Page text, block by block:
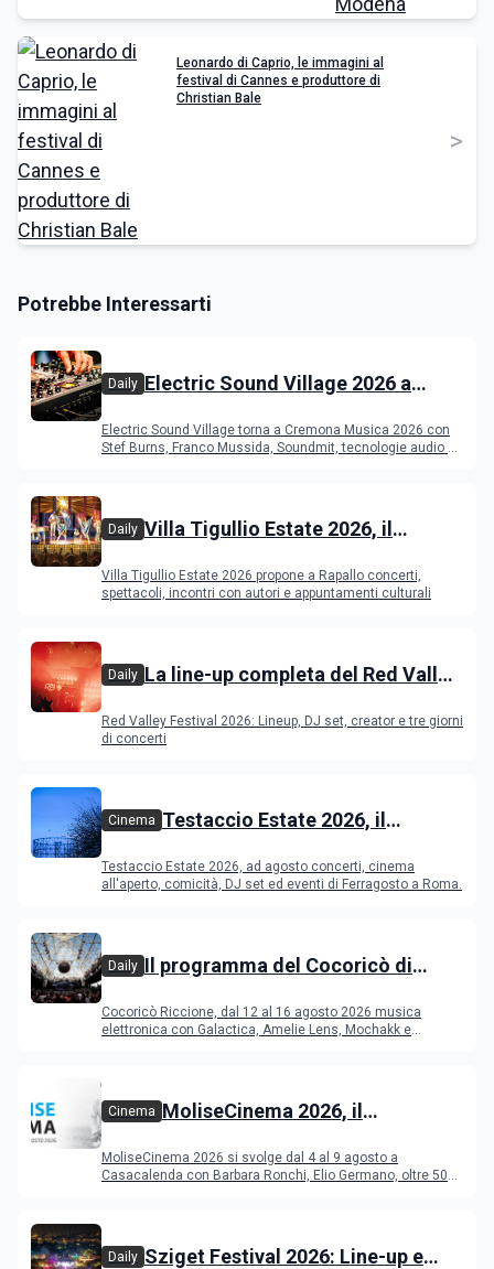
Leonardo di Caprio, le immagini al
festival di Cannes e produttore di
Christian Bale
>
Potrebbe Interessarti
Daily Electric Sound Village 2026 a
Young Band Contest, il programma
Electric Sound Village torna a Cremona Musica 2026 con
Stef Burns, Franco Mussida, Soundmit, tecnologie audio e
Daily Villa Tigullio Estate 2026, il
Villa Tigullio Estate 2026 propone a Rapallo concerti,
spettacoli, incontri con autori e appuntamenti culturali
Daily La line-up completa del Red Valley
Red Valley Festival 2026: Lineup, DJ set, creator e tre giorni
di concerti
Cinema Testaccio Estate 2026, il
Ferragosto
Testaccio Estate 2026, ad agosto concerti, cinema
all'aperto, comicità, DJ set ed eventi di Ferragosto a Roma.
Daily Il programma del Cocoricò di
Cocoricò Riccione, dal 12 al 16 agosto 2026 musica
elettronica con Galactica, Amelie Lens, Mochakk e
Cinema MoliseCinema 2026, il
MoliseCinema 2026 si svolge dal 4 al 9 agosto a
Casacalenda con Barbara Ronchi, Elio Germano, oltre 50
Daily Sziget Festival 2026: Line-up e